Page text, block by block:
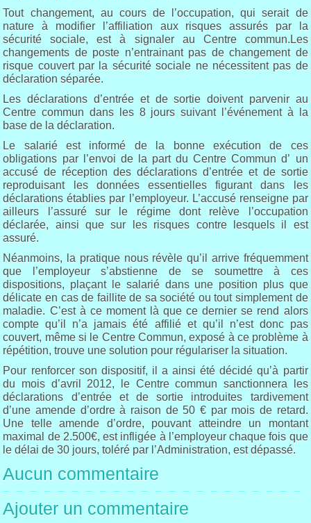
Tout changement, au cours de l’occupation, qui serait de
nature à modifier l’affiliation aux risques assurés par la
sécurité sociale, est à signaler au Centre commun.Les
changements de poste n’entrainant pas de changement de
risque couvert par la sécurité sociale ne nécessitent pas de
déclaration séparée.
Les déclarations d’entrée et de sortie doivent parvenir au
Centre commun dans les 8 jours suivant l’événement à la
base de la déclaration.
Le salarié est informé de la bonne exécution de ces
obligations par l’envoi de la part du Centre Commun d’ un
accusé de réception des déclarations d’entrée et de sortie
reproduisant les données essentielles figurant dans les
déclarations établies par l’employeur. L’accusé renseigne par
ailleurs l’assuré sur le régime dont relève l’occupation
déclarée, ainsi que sur les risques contre lesquels il est
assuré.
Néanmoins, la pratique nous révèle qu’il arrive fréquemment
que l’employeur s’abstienne de se soumettre à ces
dispositions, plaçant le salarié dans une position plus que
délicate en cas de faillite de sa société ou tout simplement de
maladie. C’est à ce moment là que ce dernier se rend alors
compte qu’il n’a jamais été affilié et qu’il n’est donc pas
couvert, même si le Centre Commun, exposé à ce problème à
répétition, trouve une solution pour régulariser la situation.
Pour renforcer son dispositif, il a ainsi été décidé qu’à partir
du mois d’avril 2012, le Centre commun sanctionnera les
déclarations d’entrée et de sortie introduites tardivement
d’une amende d’ordre à raison de 50 € par mois de retard.
Une telle amende d’ordre, pouvant atteindre un montant
maximal de 2.500€, est infligée à l’employeur chaque fois que
le délai de 30 jours, toléré par l’Administration, est dépassé.
Aucun commentaire
Ajouter un commentaire